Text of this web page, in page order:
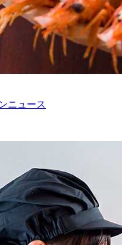
ニュース